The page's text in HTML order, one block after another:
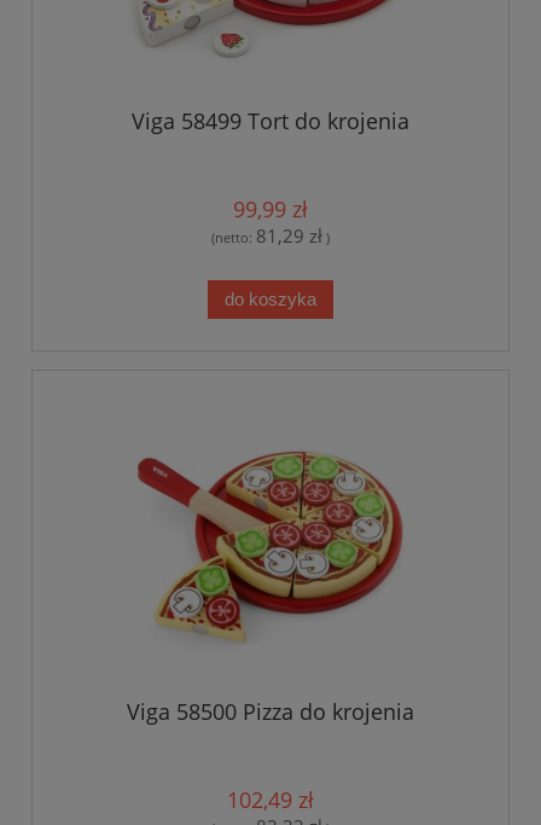
Viga 58499 Tort do krojenia
99,99 zł
(netto: 81,29 zł )
do koszyka
Viga 58500 Pizza do krojenia
102,49 zł